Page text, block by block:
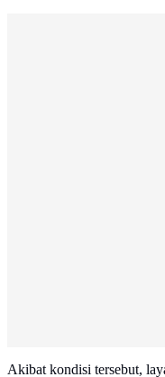
Akibat kondisi tersebut,